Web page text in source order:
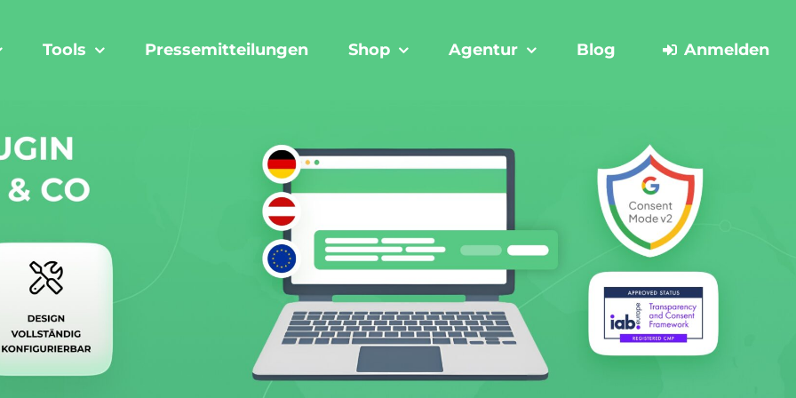
Tools Pressemitteilungen Shop Agentur Blog Anmelden